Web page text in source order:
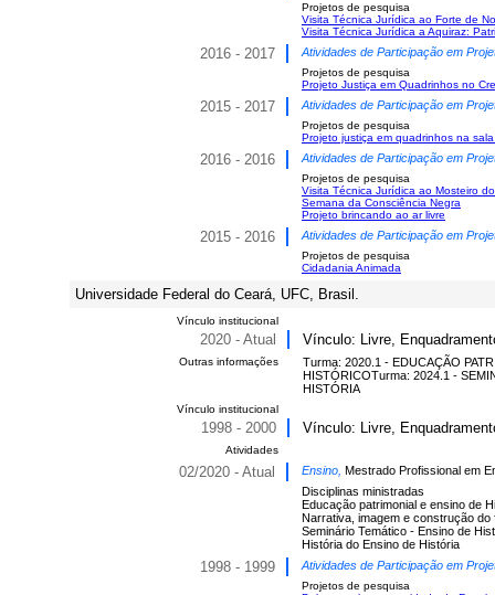
Projetos de pesquisa
Visita Técnica Jurídica ao Forte de
Visita Técnica Jurídica a Aquiraz:
2016 - 2017 Atividades de Participação em
Projetos de pesquisa
Projeto Justiça em Quadrinhos no
2015 - 2017 Atividades de Participação em
Projetos de pesquisa
Projeto justiça em quadrinhos na
2016 - 2016 Atividades de Participação em
Projetos de pesquisa
Visita Técnica Jurídica ao Mosteiro
Semana da Consciência Negra
Projeto brincando ao ar livre
2015 - 2016 Atividades de Participação em
Projetos de pesquisa
Cidadania Animada
Universidade Federal do Ceará, UFC, Brasil.
Vínculo institucional
2020 - Atual Vínculo: Livre,
Outras informações
Turma: 2020.1 - EDUCAÇÃO
HISTÓRICOTurma: 2024.1 -
HISTÓRIA
Vínculo institucional
1998 - 2000 Vínculo: Livre,
Atividades
02/2020 - Atual Ensino, Mestrado Profissional em
Disciplinas ministradas
Educação patrimonial e ensino de
Narrativa, imagem e construção do
Seminário Temático - Ensino de
História do Ensino de História
1998 - 1999 Atividades de Participação em
Projetos de pesquisa